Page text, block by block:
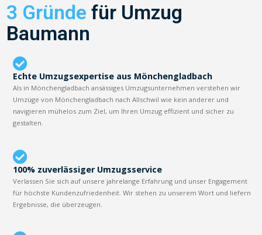
3 Gründe für Umzug
Baumann
Echte Umzugsexpertise aus Mönchengladbach
Als in Mönchengladbach ansässiges Umzugsunternehmen verstehen wir
Umzüge von Mönchengladbach nach Allschwil wie kein anderer und
navigieren mühelos zum Ziel, um Ihren Umzug effizient und sicher zu
gestalten.
100% zuverlässiger Umzugsservice
Verlassen Sie sich auf unsere jahrelange Erfahrung und unser Engagement
für höchste Kundenzufriedenheit. Wir stehen zu unserem Wort und liefern
Ergebnisse, die überzeugen.